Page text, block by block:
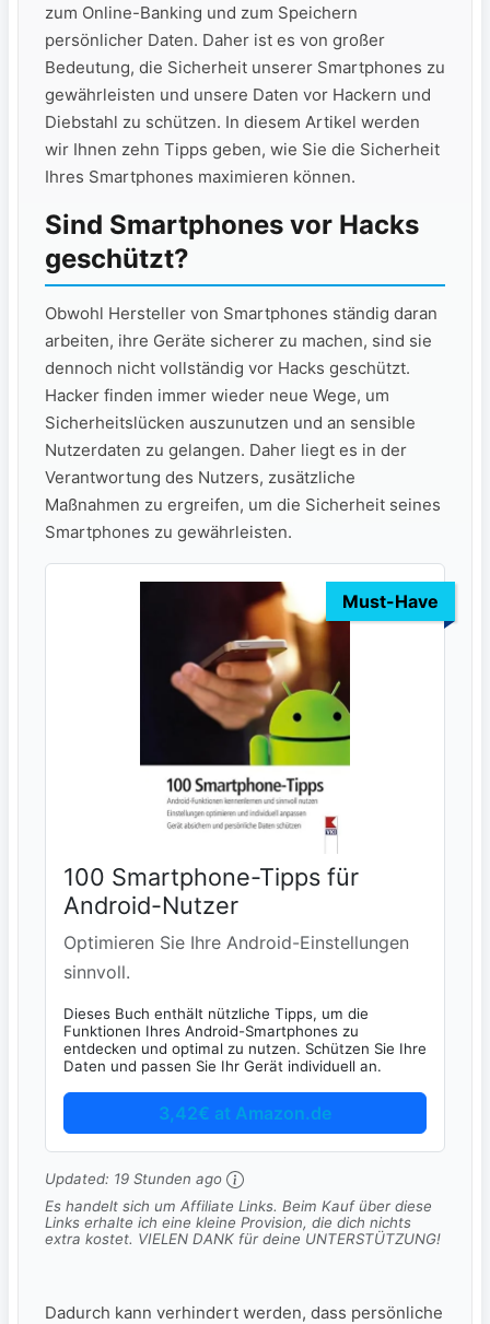
zum Online-Banking und zum Speichern
persönlicher Daten. Daher ist es von großer
Bedeutung, die Sicherheit unserer Smartphones zu
gewährleisten und unsere Daten vor Hackern und
Diebstahl zu schützen. In diesem Artikel werden
wir Ihnen zehn Tipps geben, wie Sie die Sicherheit
Ihres Smartphones maximieren können.
Sind Smartphones vor Hacks
geschützt?
Obwohl Hersteller von Smartphones ständig daran
arbeiten, ihre Geräte sicherer zu machen, sind sie
dennoch nicht vollständig vor Hacks geschützt.
Hacker finden immer wieder neue Wege, um
Sicherheitslücken auszunutzen und an sensible
Nutzerdaten zu gelangen. Daher liegt es in der
Verantwortung des Nutzers, zusätzliche
Maßnahmen zu ergreifen, um die Sicherheit seines
Smartphones zu gewährleisten.
Must-Have
100 Smartphone-Tipps für
Android-Nutzer
Optimieren Sie Ihre Android-Einstellungen
sinnvoll.
Dieses Buch enthält nützliche Tipps, um die
Funktionen Ihres Android-Smartphones zu
entdecken und optimal zu nutzen. Schützen Sie Ihre
Daten und passen Sie Ihr Gerät individuell an.
3,42€ at Amazon.de
Updated: 19 Stunden ago
Es handelt sich um Affiliate Links. Beim Kauf über diese
Links erhalte ich eine kleine Provision, die dich nichts
extra kostet. VIELEN DANK für deine UNTERSTÜTZUNG!
Dadurch kann verhindert werden, dass persönliche